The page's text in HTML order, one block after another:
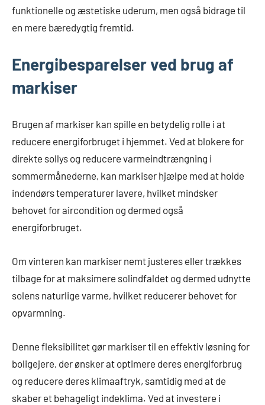
funktionelle og æstetiske uderum, men også bidrage til
en mere bæredygtig fremtid.
Energibesparelser ved brug af
markiser
Brugen af markiser kan spille en betydelig rolle i at
reducere energiforbruget i hjemmet. Ved at blokere for
direkte sollys og reducere varmeindtrængning i
sommermånederne, kan markiser hjælpe med at holde
indendørs temperaturer lavere, hvilket mindsker
behovet for aircondition og dermed også
energiforbruget.
Om vinteren kan markiser nemt justeres eller trækkes
tilbage for at maksimere solindfaldet og dermed udnytte
solens naturlige varme, hvilket reducerer behovet for
opvarmning.
Denne fleksibilitet gør markiser til en effektiv løsning for
boligejere, der ønsker at optimere deres energiforbrug
og reducere deres klimaaftryk, samtidig med at de
skaber et behageligt indeklima. Ved at investere i